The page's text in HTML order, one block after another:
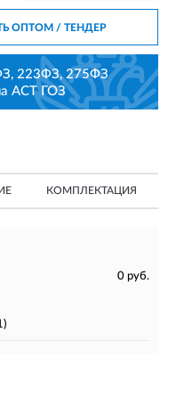
ОПТОМ/ ТЕНДЕР
223ФЗ, 275ФЗ
АСТ ГОЗ
КОМПЛЕКТАЦИЯ
0 руб.